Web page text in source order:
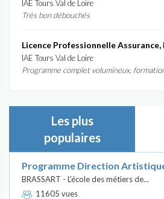
IAE Tours Val de Loire
Très bon débouchés
IAE Tours Val de Loire
Programme complet volumineux,
Les plus
populaires
Programme Direction
BRASSART - L'école des métiers de...
11605 vues